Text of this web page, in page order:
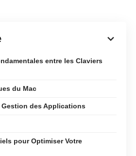
entre les Claviers
du Mac
des Applications
pour Optimiser Votre